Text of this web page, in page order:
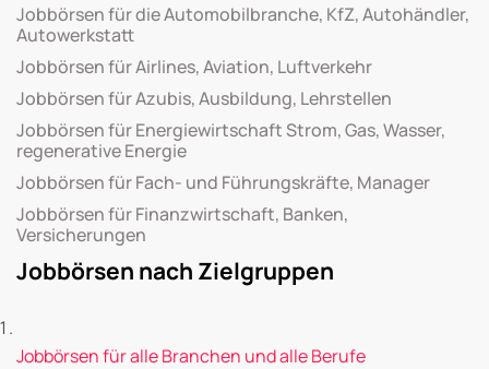
Jobbörsen für die Automobilbranche, KfZ, Autohändler,
Autowerkstatt
Jobbörsen für Airlines, Aviation, Luftverkehr
Jobbörsen für Azubis, Ausbildung, Lehrstellen
Jobbörsen für Energiewirtschaft Strom, Gas, Wasser,
regenerative Energie
Jobbörsen für Fach- und Führungskräfte, Manager
Jobbörsen für Finanzwirtschaft, Banken,
Versicherungen
Jobbörsen nach Zielgruppen
Jobbörsen für alle Branchen und alle Berufe